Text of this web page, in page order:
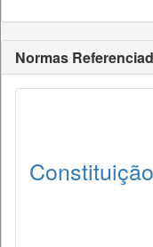
Normas